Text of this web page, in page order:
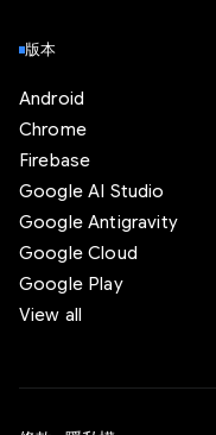
版本
Android
Chrome
Firebase
Google AI Studio
Google Antigravity
Google Cloud
Google Play
View all